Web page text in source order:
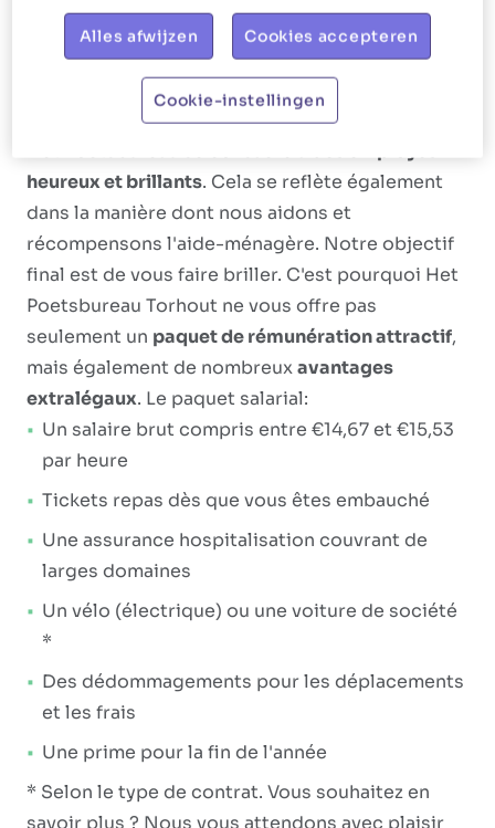
laver la vaisselle, ranger la vaisselle, préparer
des repas et faire les courses.
Notre offre
heureux et brillants. Cela se reflète également
dans la manière dont nous aidons et
récompensons l'aide-ménagère. Notre objectif
final est de vous faire briller. C'est pourquoi Het
Poetsbureau Torhout ne vous offre pas
seulement un paquet de rémunération attractif,
mais également de nombreuxavantages
extralégaux. Le paquet salarial:
Un salaire brut compris entre €14,67 et €15,53
par heure
Tickets repas dès que vous êtes embauché
Une assurance hospitalisation couvrant de
larges domaines
Un vélo (électrique) ou une voiture de société
*
Des dédommagements pour les déplacements
et les frais
Une prime pour la fin de l'année
* Selon le type de contrat. Vous souhaitez en
savoir plus ? Nous vous attendons avec plaisir
Alles afwijzen Cookies accepteren
Cookie-instellingen